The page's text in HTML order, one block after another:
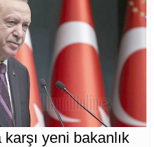
yeni bakanlık